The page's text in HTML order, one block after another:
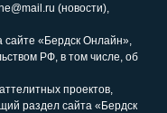
(новости),
«Бердск Онлайн»,
РФ, в том числе, об
проектов,
раздел сайта «Бердск